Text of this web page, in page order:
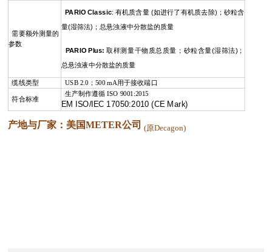
需要额外测量的
参数
PARIO Classic: 有机质含量 (如进行了有机质去除)；砂粒含
量(湿筛法)；总悬浊液中分散盐的质量
PARIO Plus: 取样测量干物质总质量；砂粒含量(湿筛法)；
总悬浊液中分散盐的质量
缆线类型 USB 2.0；500 mA用于接收端口
符合标准
生产制作遵循 ISO 9001:2015
EM ISO/IEC 17050:2010 (CE Mark)
产地与厂家： 美国METER公司(原Decagon)